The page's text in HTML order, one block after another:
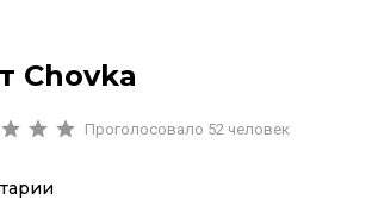
Chovka
Проголосовало 52 человек